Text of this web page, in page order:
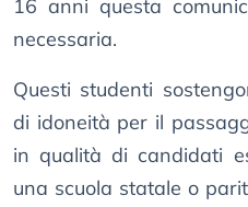
16 anni questa
necessaria.
Questi studenti
di idoneità per il
in qualità di candidati
una scuola statale o